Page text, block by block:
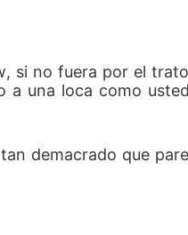
si no fuera por el
una loca como
demacrado que